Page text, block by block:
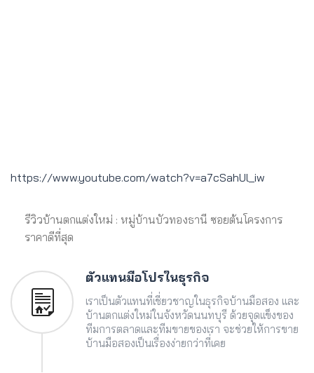
https://www.youtube.com/watch?v=a7cSahUl_iw
รีวิวบ้านตกแต่งใหม่ : หมู่บ้านบัวทองธานี ซอยต้นโครงการ
ราคาดีที่สุด
ตัวแทนมือโปรในธุรกิจ
เราเป็นตัวแทนที่เชี่ยวชาญในธุรกิจบ้านมือสอง และ
บ้านตกแต่งใหม่ในจังหวัดนนทบุรี ด้วยจุดแข็งของ
ทีมการตลาดและทีมขายของเรา จะช่วยให้การขาย
บ้านมือสองเป็นเรื่องง่ายกว่าที่เคย